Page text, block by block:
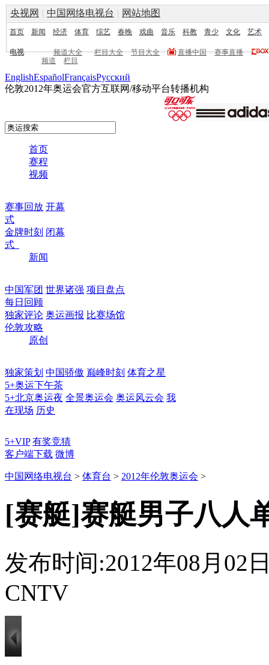
央视网 | 中国网络电视台 | 网站地图
首页 新闻 经济 体育 综艺 春晚 戏曲 音乐 科教 青少 文化 艺术
电视 频道大全 栏目大全 节目大全 直播中国
赛事直播
频道
栏目
EnglishEspañolFrançaisPусский
伦敦2012年奥运会官方互联网/移动平台转播机构
首页
赛程
视频
赛事回放 开幕
式
金牌时刻 闭幕
式
新闻
中国军团 世界诸强 项目盘点
每日回顾
独家评论 奥运画报 比赛场馆
伦敦攻略
原创
独家策划 中国骄傲 巅峰时刻 体育之星
5+奥运下午茶
5+北京奥运夜 全景奥运会 奥运风云会 我
在现场 历史
5+VIP 有奖竞猜
客户端下载 微博
中国网络电视台 > 体育台 > 2012年伦敦奥运会 >
[赛艇]赛艇男子八人
发布时间:2012年08月02
CNTV